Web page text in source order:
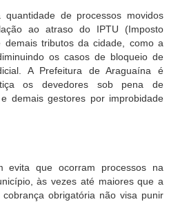
de processos movidos
ao atraso do IPTU (Imposto
demais tributos da cidade, como a
os casos de bloqueio de
A Prefeitura de Araguaína é
os devedores sob pena de
demais gestores por improbidade
evita que ocorram processos na
às vezes até maiores que a
obrigatória não visa punir